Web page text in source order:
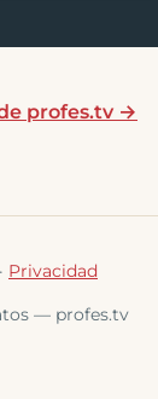
profes.tv →
· Privacidad
— profes.tv